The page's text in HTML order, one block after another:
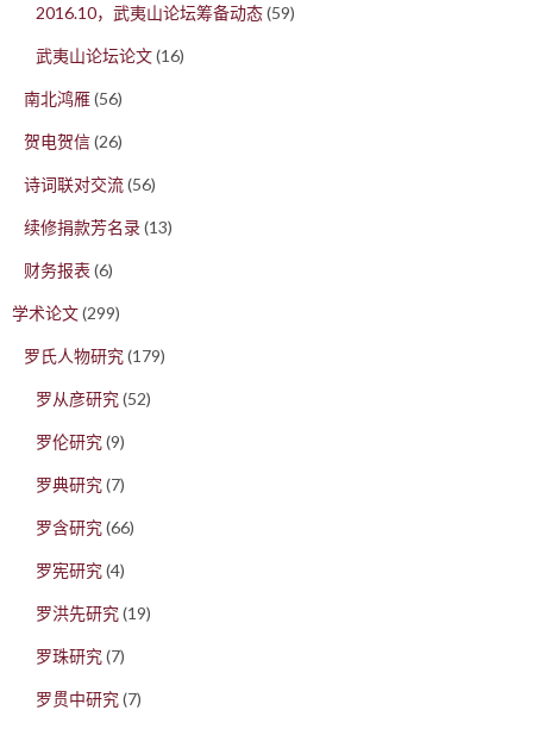
2016.10，武夷山论坛筹备动态(59)
武夷山论坛论文(16)
南北鸿雁(56)
贺电贺信(26)
诗词联对交流(56)
续修捐款芳名录(13)
财务报表 (6)
学术论文(299)
罗氏人物研究(179)
罗从彦研究(52)
罗伦研究(9)
罗典研究(7)
罗含研究(66)
罗宪研究(4)
罗洪先研究(19)
罗珠研究(7)
罗贯中研究(7)